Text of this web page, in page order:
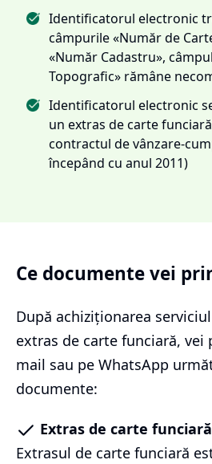
Identificatorul electronic
câmpurile «Număr de
«Număr Cadastru»,
Topografic» rămâne
Identificatorul electronic
un extras de carte
contractul de vânzare-
începând cu anul 2011)
Ce documente vei
După achiziționarea
extras de carte funciară, vei
mail sau pe WhatsApp
documente:
Extras de carte funciară
Extrasul de carte funciară